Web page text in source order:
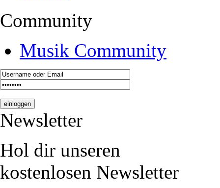
Community
Musik Community
Newsletter
Hol dir unseren
kostenlosen Newsletter